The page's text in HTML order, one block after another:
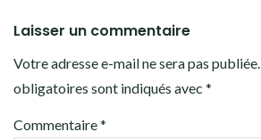
Laisser un commentaire
Votre adresse e-mail ne sera pas publiée.
obligatoires sont indiqués avec *
Commentaire*